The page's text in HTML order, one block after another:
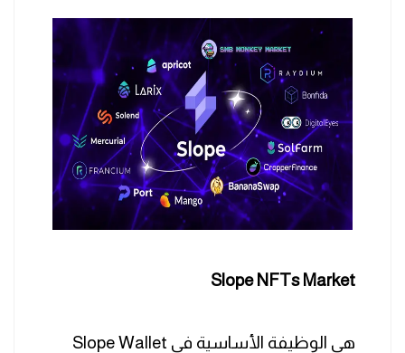
Slope NFTs Market
هي الوظيفة الأساسية في Slope Wallet